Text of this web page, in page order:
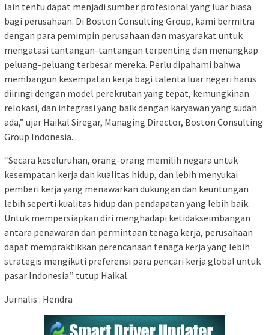
lain tentu dapat menjadi sumber profesional yang luar biasa
bagi perusahaan. Di Boston Consulting Group, kami bermitra
dengan para pemimpin perusahaan dan masyarakat untuk
mengatasi tantangan-tantangan terpenting dan menangkap
peluang-peluang terbesar mereka. Perlu dipahami bahwa
membangun kesempatan kerja bagi talenta luar negeri harus
diiringi dengan model perekrutan yang tepat, kemungkinan
relokasi, dan integrasi yang baik dengan karyawan yang sudah
ada,” ujar Haikal Siregar, Managing Director, Boston Consulting
Group Indonesia.
“Secara keseluruhan, orang-orang memilih negara untuk
kesempatan kerja dan kualitas hidup, dan lebih menyukai
pemberi kerja yang menawarkan dukungan dan keuntungan
lebih seperti kualitas hidup dan pendapatan yang lebih baik.
Untuk mempersiapkan diri menghadapi ketidakseimbangan
antara penawaran dan permintaan tenaga kerja, perusahaan
dapat mempraktikkan perencanaan tenaga kerja yang lebih
strategis mengikuti preferensi para pencari kerja global untuk
pasar Indonesia.” tutup Haikal.
Jurnalis : Hendra